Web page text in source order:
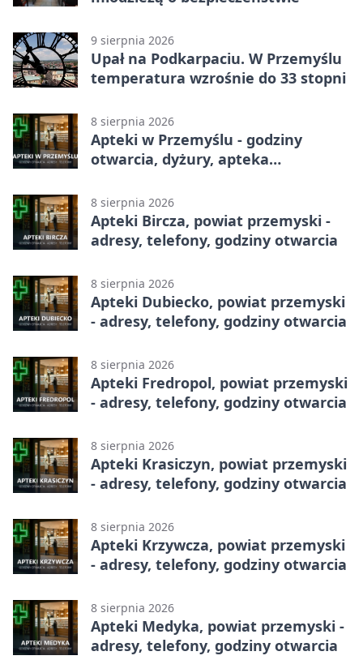
9 sierpnia 2026
Upał na Podkarpaciu. W Przemyślu
temperatura wzrośnie do 33 stopni
8 sierpnia 2026
Apteki w Przemyślu - godziny
otwarcia, dyżury, apteka
8 sierpnia 2026
Apteki Bircza, powiat przemyski -
adresy, telefony, godziny otwarcia
8 sierpnia 2026
Apteki Dubiecko, powiat przemyski
- adresy, telefony, godziny otwarcia
8 sierpnia 2026
Apteki Fredropol, powiat przemyski
- adresy, telefony, godziny otwarcia
8 sierpnia 2026
Apteki Krasiczyn, powiat przemyski
- adresy, telefony, godziny otwarcia
8 sierpnia 2026
Apteki Krzywcza, powiat przemyski
- adresy, telefony, godziny otwarcia
8 sierpnia 2026
Apteki Medyka, powiat przemyski -
adresy, telefony, godziny otwarcia